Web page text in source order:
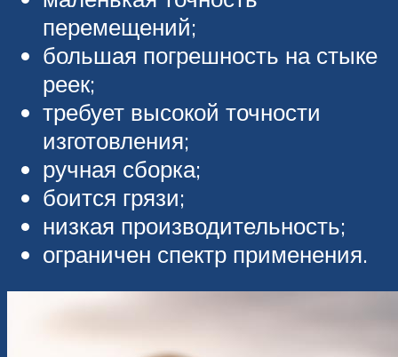
перемещений;
большая погрешность на стыке
реек;
требует высокой точности
изготовления;
ручная сборка;
боится грязи;
низкая производительность;
ограничен спектр применения.